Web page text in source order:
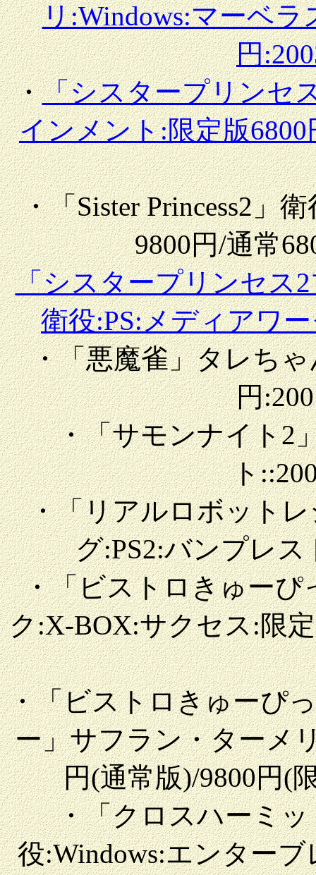
リ:Windows:マーベ
円
・「シスタープリンセ
インメント:限定版6800
・「Sister Princess2」
9800円/通常
「シスタープリンセス
衛役:PS:メディアワ
・「悪魔雀」タレちゃ
円
・「サモンナイト2
ト
・「リアルロボット
グ:PS2:バンプレス
・「ビストロきゅーぴ
ク:X-BOX:サクセス:限
・「ビストロきゅーぴ
ー」サフラン・ターメ
円(通常版)/9800円(
・「クロスハーミ
役:Windows:エンターブ